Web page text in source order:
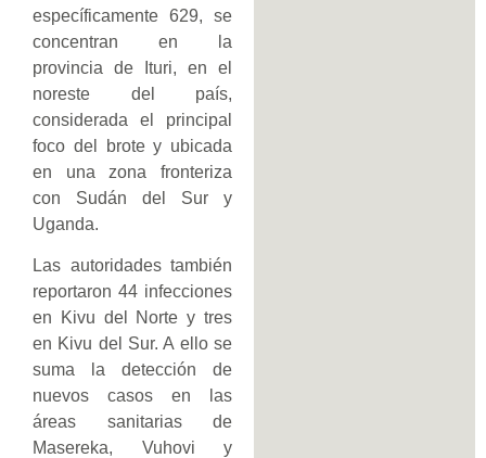
específicamente 629, se
concentran en la
provincia de Ituri, en el
noreste del país,
considerada el principal
foco del brote y ubicada
en una zona fronteriza
con Sudán del Sur y
Uganda.
Las autoridades también
reportaron 44 infecciones
en Kivu del Norte y tres
en Kivu del Sur. A ello se
suma la detección de
nuevos casos en las
áreas sanitarias de
Masereka, Vuhovi y